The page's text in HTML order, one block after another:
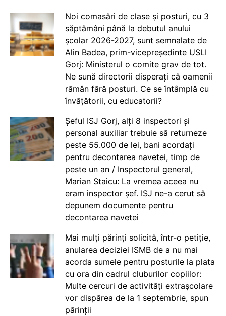
Noi comasări de clase și posturi, cu 3
săptămâni până la debutul anului
școlar 2026-2027, sunt semnalate de
Alin Badea, prim-vicepreședinte USLI
Gorj: Ministerul o comite grav de tot.
Ne sună directorii disperați că oamenii
rămân fără posturi. Ce se întâmplă cu
învățătorii, cu educatorii?
Șeful ISJ Gorj, alți 8 inspectori și
personal auxiliar trebuie să returneze
peste 55.000 de lei, bani acordați
pentru decontarea navetei, timp de
peste un an / Inspectorul general,
Marian Staicu: La vremea aceea nu
eram inspector șef. ISJ ne-a cerut să
depunem documente pentru
decontarea navetei
Mai mulți părinți solicită, într-o petiție,
anularea deciziei ISMB de a nu mai
acorda sumele pentru posturile la plata
cu ora din cadrul cluburilor copiilor:
Multe cercuri de activități extrașcolare
vor dispărea de la 1 septembrie, spun
părinții